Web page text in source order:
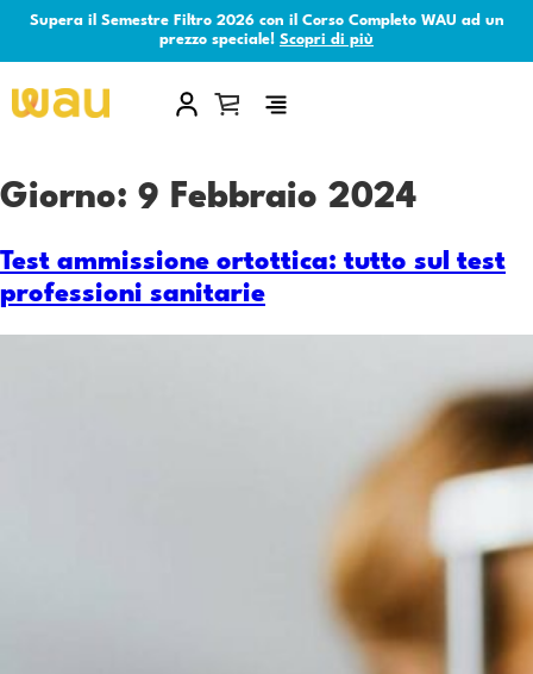
Supera il Semestre Filtro 2026 con il Corso Completo WAU ad un
prezzo speciale! Scopri di più
×
Giorno: 9 Febbraio 2024
Test ammissione ortottica: tutto sul test
professioni sanitarie